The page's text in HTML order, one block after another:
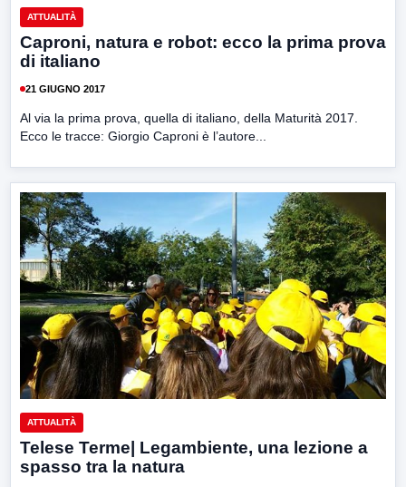
ATTUALITÀ
Caproni, natura e robot: ecco la prima prova
di italiano
21 GIUGNO 2017
Al via la prima prova, quella di italiano, della Maturità 2017.
Ecco le tracce: Giorgio Caproni è l’autore...
ATTUALITÀ
Telese Terme| Legambiente, una lezione a
spasso tra la natura